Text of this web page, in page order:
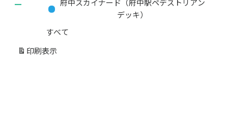
ー
カ
ゴ
リ
府中スカイナード（府中駅ペデストリアン
デッキ）
すべて
印刷 表示